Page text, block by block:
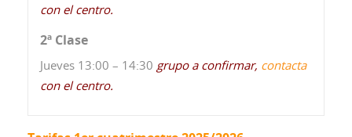
con el centro.
2ª Clase
Jueves 13:00 – 14:30 grupo a confirmar, contacta
con el centro.